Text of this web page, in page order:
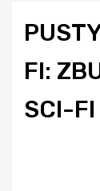
FI:
SCI-FI